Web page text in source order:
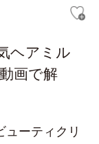
ヘアミル
画で解
ーティクリ